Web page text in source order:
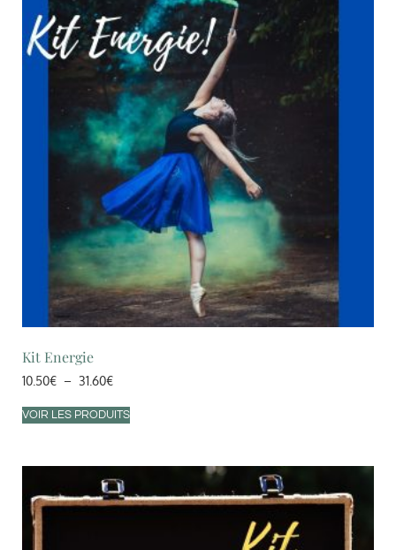
Kit Energie
10.50€ – 31.60€
VOIR LES PRODUITS